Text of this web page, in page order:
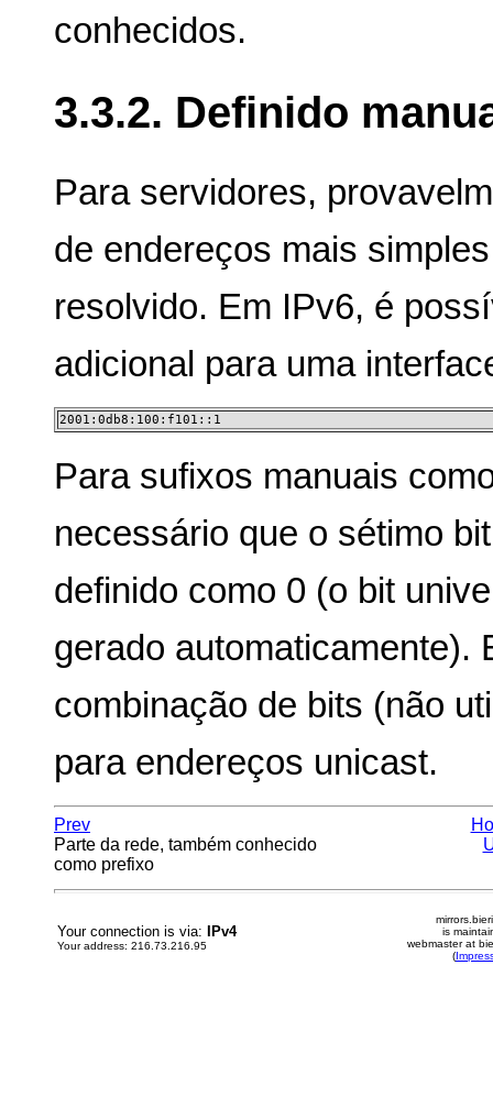
conhecidos.
3.3.2. Definido
Para servidores,
de endereços mais
resolvido. Em IPv6, é
adicional para uma
2001:0db8:100:f101::1
Para sufixos manuais
necessário que o sétimo
definido como 0 (o bit
gerado automaticamente).
combinação de bits (não
para endereços unicast.
Prev
Parte da rede, também conhecido
como prefixo
Your connection is via: IPv4
Your address: 216.73.216.95
is
webmaster at
(